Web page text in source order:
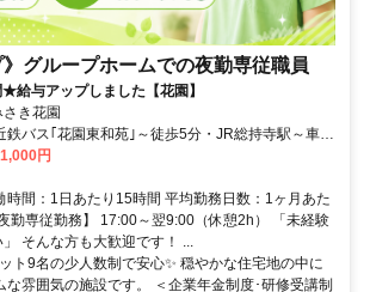
》グループホームでの夜勤専従職員
給与アップしました【花園】
き花園
鉄バス｢花園東和苑｣～徒歩5分・JR総持寺駅～車8
円
時間：1日あたり15時間 平均勤務日数：1ヶ月あた
勤専従勤務】 17:00～翌9:00（休憩2h） 「未経験
そんな方も大歓迎です！ ...
ト9名の少人数制で安心✨ 穏やかな住宅地の中に
な雰囲気の施設です。 ＜企業年金制度･研修受講制